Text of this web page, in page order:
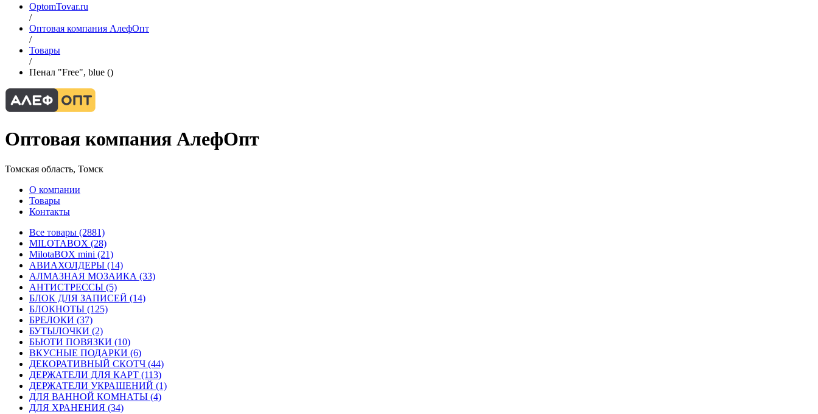
OptomTovar.ru
/
Оптовая компания АлефОпт
/
Товары
/
Пенал "Free", blue ()
Оптовая компания АлефОпт
Томская область, Томск
О компании
Товары
Контакты
Все товары (2881)
MILOTABOX (28)
MilotaBOX mini (21)
АВИАХОЛДЕРЫ (14)
АЛМАЗНАЯ МОЗАИКА (33)
АНТИСТРЕССЫ (5)
БЛОК ДЛЯ ЗАПИСЕЙ (14)
БЛОКНОТЫ (125)
БРЕЛОКИ (37)
БУТЫЛОЧКИ (2)
БЬЮТИ ПОВЯЗКИ (10)
ВКУСНЫЕ ПОДАРКИ (6)
ДЕКОРАТИВНЫЙ СКОТЧ (44)
ДЕРЖАТЕЛИ ДЛЯ КАРТ (113)
ДЕРЖАТЕЛИ УКРАШЕНИЙ (1)
ДЛЯ ВАННОЙ КОМНАТЫ (4)
ДЛЯ ХРАНЕНИЯ (34)